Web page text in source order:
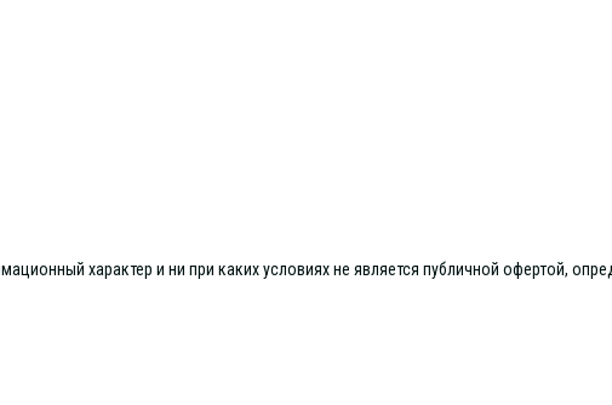
характер и ни при каких условиях не является публичной офертой,